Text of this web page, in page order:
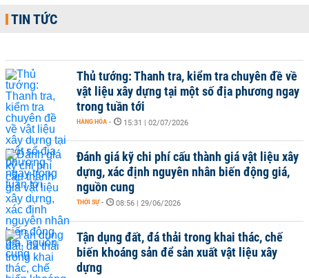
TIN TỨC
Thủ tướng: Thanh tra, kiểm tra chuyên đề về
vật liệu xây dựng tại một số địa phương ngay
trong tuần tới
HÀNG HÓA - 15:31 | 02/07/2026
Đánh giá kỹ chi phí cấu thành giá vật liệu xây
dựng, xác định nguyên nhân biến động giá,
nguồn cung
THỜI SỰ - 08:56 | 29/06/2026
Tận dụng đất, đá thải trong khai thác, chế
biến khoáng sản để sản xuất vật liệu xây
dựng